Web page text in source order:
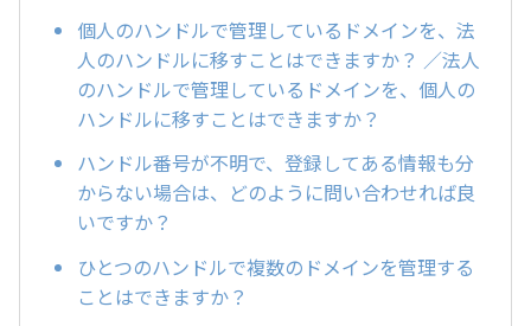
個人のハンドルで管理しているドメインを、法
人のハンドルに移すことはできますか？ ／法人
のハンドルで管理しているドメインを、個人の
ハンドルに移すことはできますか？
ハンドル番号が不明で、登録してある情報も分
からない場合は、どのように問い合わせれば良
いですか？
ひとつのハンドルで複数のドメインを管理する
ことはできますか？